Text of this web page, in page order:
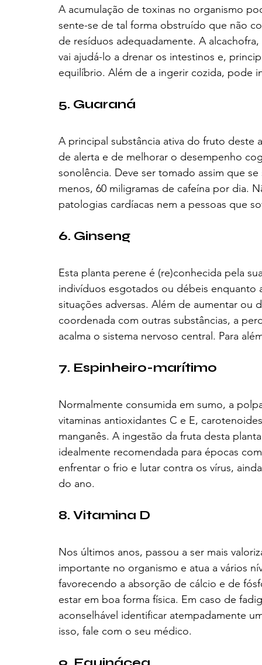
A acumulação de toxinas no organismo
sente-se de tal forma obstruído que não
de resíduos adequadamente. A
vai ajudá-lo a drenar os intestinos e,
equilíbrio. Além de a ingerir cozida, pode
5. Guaraná
A principal substância ativa do fruto
de alerta e de melhorar o desempenho
sonolência. Deve ser tomado assim que
menos, 60 miligramas de cafeína por dia.
patologias cardíacas nem a pessoas que
6. Ginseng
Esta planta perene é (re)conhecida pela
indivíduos esgotados ou débeis enquanto
situações adversas. Além de aumentar ou
coordenada com outras substâncias, a
acalma o sistema nervoso central. Para
7. Espinheiro-marítimo
Normalmente consumida em sumo, a
vitaminas antioxidantes C e E,
manganês. A ingestão da fruta desta
idealmente recomendada para épocas
enfrentar o frio e lutar contra os vírus,
do ano.
8. Vitamina D
Nos últimos anos, passou a ser mais
importante no organismo e atua a vários
favorecendo a absorção de cálcio e de
estar em boa forma física. Em caso de
aconselhável identificar atempadamente
isso, fale com o seu médico.